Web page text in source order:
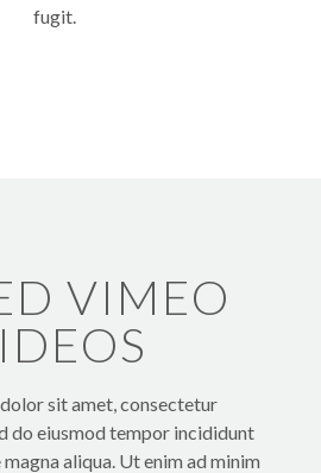
fugit.
VIMEO
sit amet, consectetur
do eiusmod tempor incididunt
aliqua. Ut enim ad minim